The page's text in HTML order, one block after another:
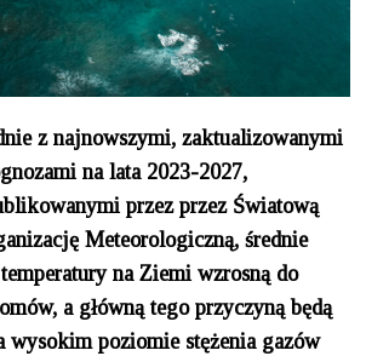
z najnowszymi, zaktualizowanymi
na lata 2023-2027,
przez przez Światową
Meteorologiczną, średnie
na Ziemi wzrosną do
a główną tego przyczyną będą
wysokim poziomie stężenia gazów